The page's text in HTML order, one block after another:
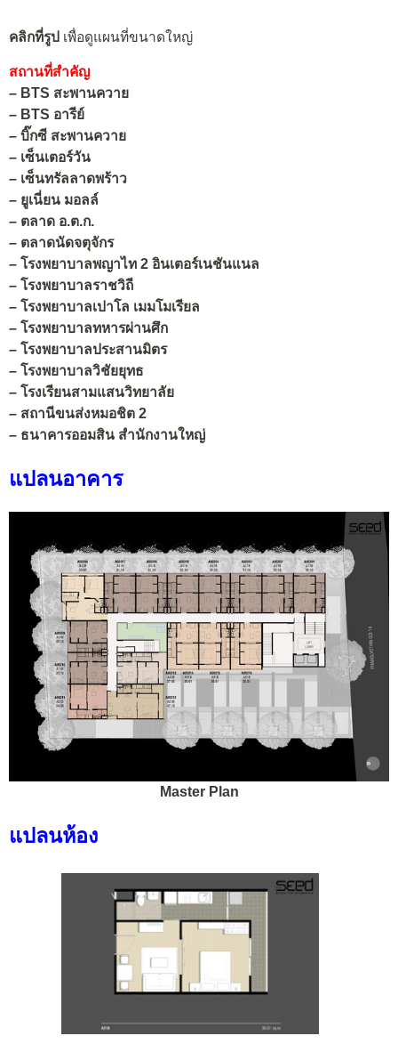
คลิกที่รูป เพื่อดูแผนที่ขนาดใหญ่
สถานที่สำคัญ
– BTS สะพานควาย
– BTS อารีย์
– บิ๊กซี สะพานควาย
– เซ็นเตอร์วัน
– เซ็นทรัลลาดพร้าว
– ยูเนี่ยน มอลล์
– ตลาด อ.ต.ก.
– ตลาดนัดจตุจักร
– โรงพยาบาลพญาไท 2 อินเตอร์เนชันแนล
– โรงพยาบาลราชวิถี
– โรงพยาบาลเปาโล เมมโมเรียล
– โรงพยาบาลทหารผ่านศึก
– โรงพยาบาลประสานมิตร
– โรงพยาบาลวิชัยยุทธ
– โรงเรียนสามแสนวิทยาลัย
– สถานีขนส่งหมอชิต 2
– ธนาคารออมสิน สำนักงานใหญ่
แปลนอาคาร
Master Plan
แปลนห้อง